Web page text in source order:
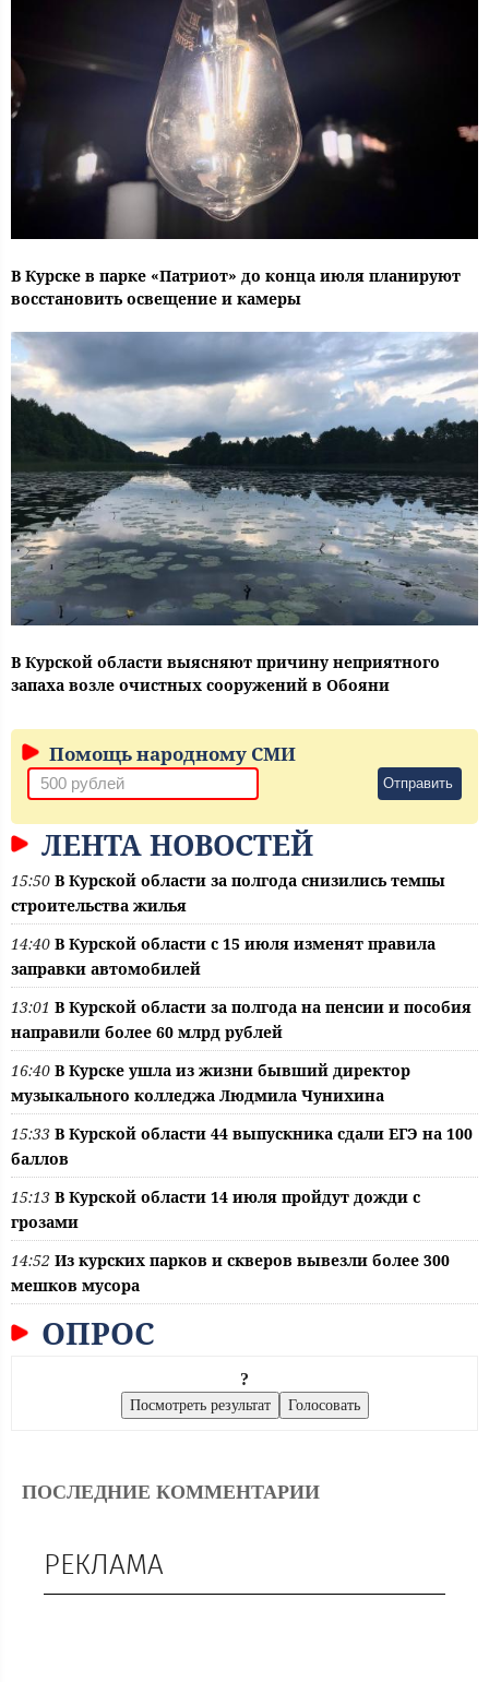
В Курске в парке «Патриот» до конца июля планируют
восстановить освещение и камеры
В Курской области выясняют причину неприятного
запаха возле очистных сооружений в Обояни
Помощь народному СМИ
Отправить
ЛЕНТА НОВОСТЕЙ
15:50 В Курской области за полгода снизились темпы
строительства жилья
14:40 В Курской области с 15 июля изменят правила
заправки автомобилей
13:01 В Курской области за полгода на пенсии и пособия
направили более 60 млрд рублей
16:40 В Курске ушла из жизни бывший директор
музыкального колледжа Людмила Чунихина
15:33 В Курской области 44 выпускника сдали ЕГЭ на 100
баллов
15:13 В Курской области 14 июля пройдут дожди с
грозами
14:52 Из курских парков и скверов вывезли более 300
мешков мусора
ОПРОС
?
ПОСЛЕДНИЕ КОММЕНТАРИИ
РЕКЛАМА